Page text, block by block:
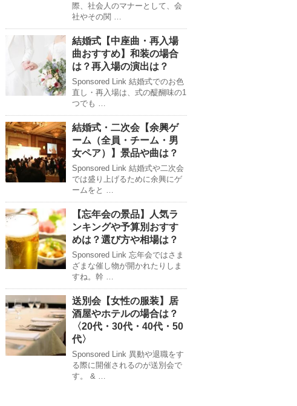
際、社会人のマナーとして、会
社やその関 …
結婚式【中座曲・再入場
曲おすすめ】和装の場合
は？再入場の演出は？
Sponsored Link 結婚式でのお色
直し・再入場は、式の醍醐味の1
つでも …
結婚式・二次会【余興ゲ
ーム（全員・チーム・男
女ペア）】景品や曲は？
Sponsored Link 結婚式や二次会
では盛り上げるために余興にゲ
ームをと …
【忘年会の景品】人気ラ
ンキングや予算別おすす
めは？選び方や相場は？
Sponsored Link 忘年会ではさま
ざまな催し物が開かれたりしま
すね。幹 …
送別会【女性の服装】居
酒屋やホテルの場合は？
〈20代・30代・40代・50
代〉
Sponsored Link 異動や退職をす
る際に開催されるのが送別会で
す。 & …